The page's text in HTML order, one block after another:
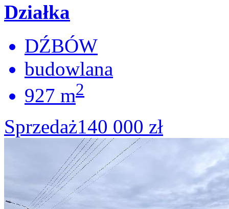
Działka
DŹBÓW
budowlana
927 m2
Sprzedaż140 000 zł